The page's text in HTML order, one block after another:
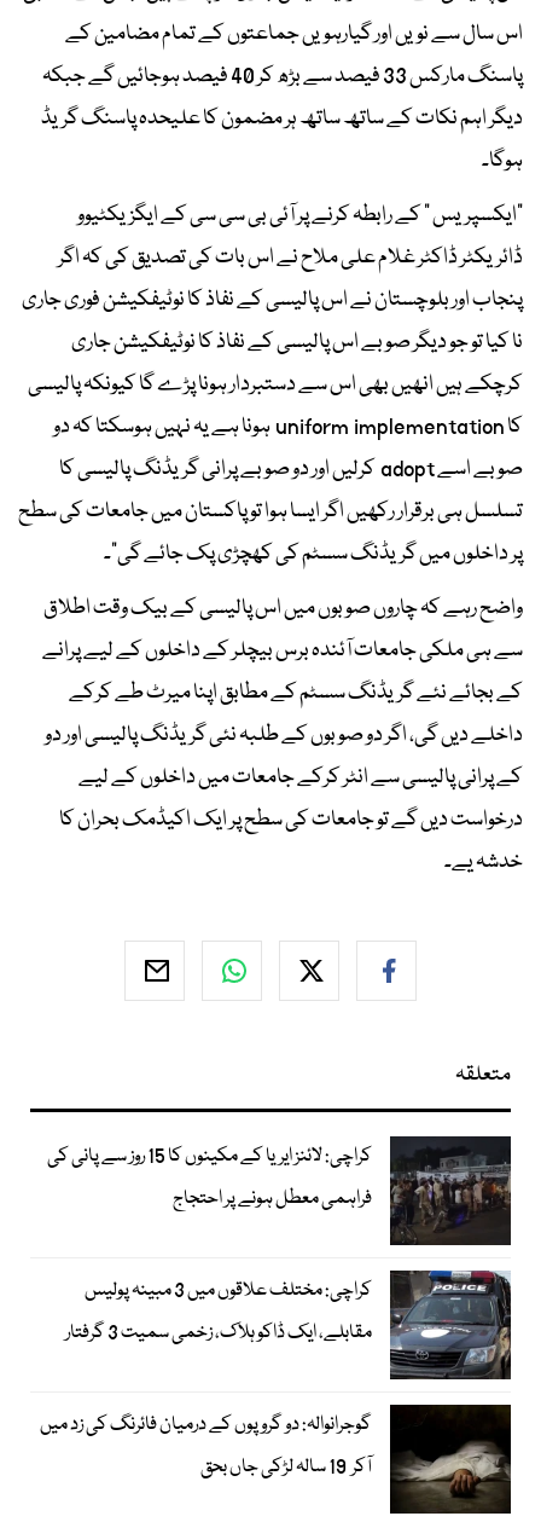
اس سال سے نویں اور گیارہویں جماعتوں کے تمام مضامین کے
پاسنگ مارکس 33 فیصد سے بڑھ کر 40 فیصد ہوجائیں گے جبکہ
دیگر اہم نکات کے ساتھ ساتھ ہر مضمون کا علیحدہ پاسنگ گریڈ
ہوگا۔
"ایکسپریس " کے رابطہ کرنے پر آئی بی سی سی کے ایگزیکٹیوو
ڈائریکٹر ڈاکٹر غلام علی ملاح نے اس بات کی تصدیق کی کہ اگر
پنجاب اور بلوچستان نے اس پالیسی کے نفاذ کا نوٹیفکیشن فوری جاری
نا کیا تو جو دیگر صوبے اس پالیسی کے نفاذ کا نوٹیفکیشن جاری
کرچکے ہیں انھیں بھی اس سے دستبردار ہونا پڑے گا کیونکہ پالیسی
کا uniform implementation ہونا ہے یہ نہیں ہوسکتا کہ دو
صوبے اسے adopt کرلیں اور دو صوبے پرانی گریڈنگ پالیسی کا
تسلسل ہی برقرار رکھیں اگر ایسا ہوا تو پاکستان میں جامعات کی سطح
پر داخلوں میں گریڈنگ سسٹم کی کھچڑی پک جائے گی"۔
واضح رہے کہ چاروں صوبوں میں اس پالیسی کے بیک وقت اطلاق
سے ہی ملکی جامعات آئندہ برس بیچلر کے داخلوں کے لیے پرانے
کے بجائے نئے گریڈنگ سسٹم کے مطابق اپنا میرٹ طے کرکے
داخلے دیں گی، اگر دو صوبوں کے طلبہ نئی گریڈنگ پالیسی اور دو
کے پرانی پالیسی سے انٹر کرکے جامعات میں داخلوں کے لیے
درخواست دیں گے تو جامعات کی سطح پر ایک اکیڈمک بحران کا
خدشہ یے۔
متعلقہ
کراچی: لائنز ایریا کے مکینوں کا 15 روز سے پانی کی
فراہمی معطل ہونے پر احتجاج
کراچی: مختلف علاقوں میں 3 مبینہ پولیس
مقابلے، ایک ڈاکو ہلاک، زخمی سمیت 3 گرفتار
گوجرانوالہ: دو گروپوں کے درمیان فائرنگ کی زد میں
آکر 19 سالہ لڑکی جاں بحق